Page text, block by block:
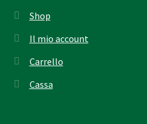
Shop
Il mio account
Carrello
Cassa